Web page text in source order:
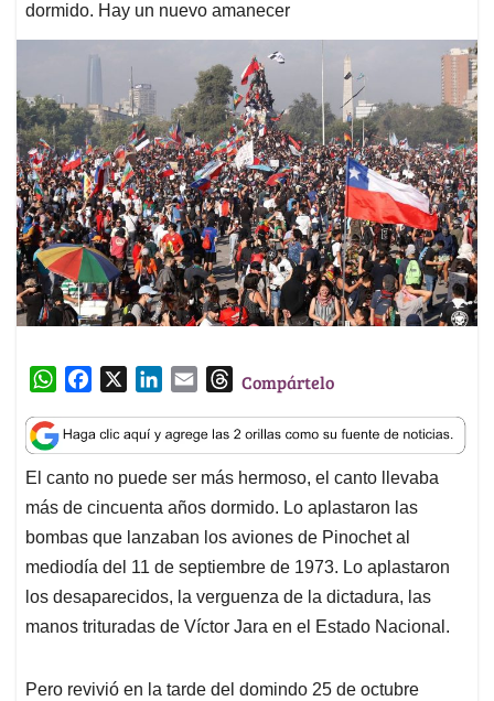
dormido. Hay un nuevo amanecer
W
a
t
s
A
p
p
c
e
b
o
o
k
n
k
e
d
I
n
a
i
l
T
r
e
a
d
s
Compártelo
El canto no puede ser más hermoso, el canto llevaba
más de cincuenta años dormido. Lo aplastaron las
bombas que lanzaban los aviones de Pinochet al
mediodía del 11 de septiembre de 1973. Lo aplastaron
los desaparecidos, la verguenza de la dictadura, las
manos trituradas de Víctor Jara en el Estado Nacional.
Pero revivió en la tarde del domindo 25 de octubre